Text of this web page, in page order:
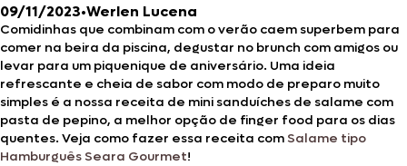
09/11/2023•Werlen Lucena
Comidinhas que combinam com o verão caem superbem para
comer na beira da piscina, degustar no brunch com amigos ou
levar para um piquenique de aniversário. Uma ideia
refrescante e cheia de sabor com modo de preparo muito
simples é a nossa receita de mini sanduíches de salame com
pasta de pepino, a melhor opção de finger food para os dias
quentes. Veja como fazer essa receita com Salame tipo
Hamburguês Seara Gourmet!